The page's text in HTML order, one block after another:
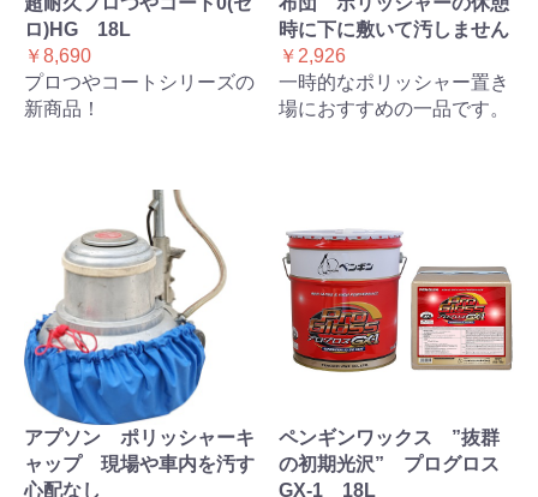
ロ)HG 18L
￥8,690
プロつやコートシリーズの
新商品！
時に下に敷いて汚しません
￥2,926
一時的なポリッシャー置き
場におすすめの一品です。
アプソン ポリッシャーキ
ャップ 現場や車内を汚す
心配なし
ペンギンワックス ”抜群
の初期光沢” プログロス
GX-1 18L